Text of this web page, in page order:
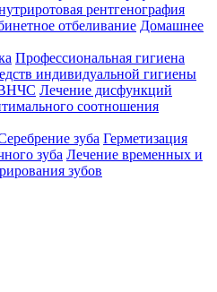
рентгенография
отбеливание Домашнее
Профессиональная гигиена
индивидуальной гигиены
ВНЧС Лечение дисфункций
соотношения
зуба Герметизация
зуба Лечение временных и
зубов